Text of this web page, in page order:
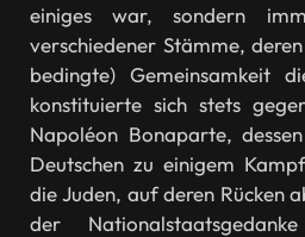
einiges war, sondern
verschiedener Stämme,
bedingte) Gemeinsamkeit
konstituierte sich stets
Napoléon Bonaparte,
Deutschen zu einigem
die Juden, auf deren Rücken
der